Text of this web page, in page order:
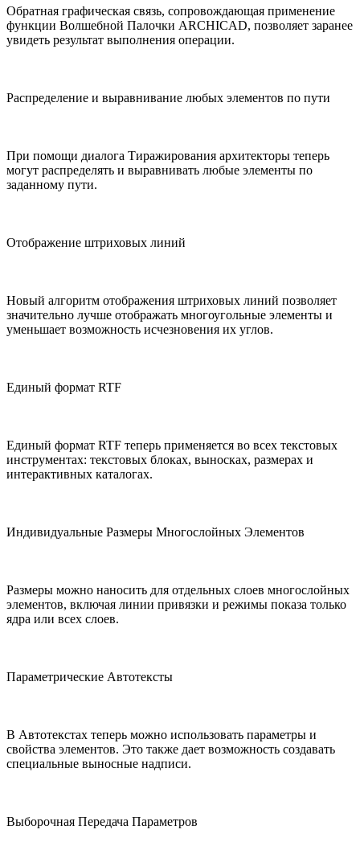
Обратная графическая связь, сопровождающая применение
функции Волшебной Палочки ARCHICAD, позволяет заранее
увидеть результат выполнения операции.
Распределение и выравнивание любых элементов по пути
При помощи диалога Тиражирования архитекторы теперь
могут распределять и выравнивать любые элементы по
заданному пути.
Отображение штриховых линий
Новый алгоритм отображения штриховых линий позволяет
значительно лучше отображать многоугольные элементы и
уменьшает возможность исчезновения их углов.
Единый формат RTF
Единый формат RTF теперь применяется во всех текстовых
инструментах: текстовых блоках, выносках, размерах и
интерактивных каталогах.
Индивидуальные Размеры Многослойных Элементов
Размеры можно наносить для отдельных слоев многослойных
элементов, включая линии привязки и режимы показа только
ядра или всех слоев.
Параметрические Автотексты
В Автотекстах теперь можно использовать параметры и
свойства элементов. Это также дает возможность создавать
специальные выносные надписи.
Выборочная Передача Параметров